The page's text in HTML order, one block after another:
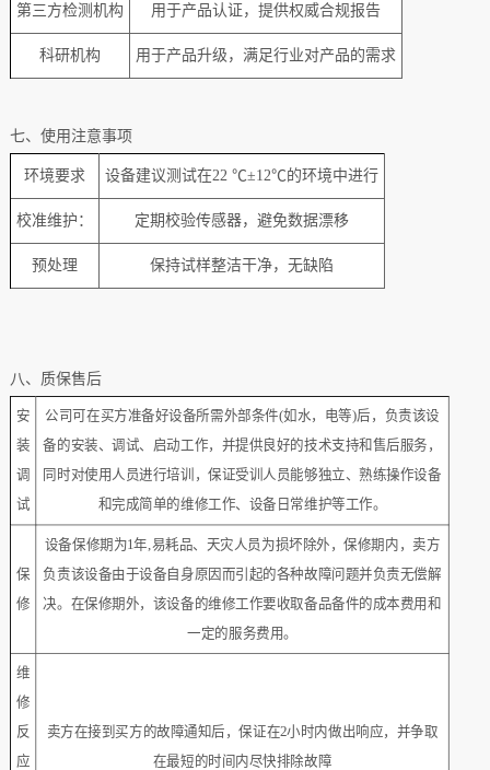
‌第三方检测机构 用于产品认证，提供权威合规报告
科研机构 用于产品升级，满足行业对产品的需求
七、 使用注意事项
‌环境要求 设备建议测试在22 ℃±12℃的环境中进行
‌校准维护‌： 定期校验传感器，避免数据漂移
预处理 保持试样整洁干净，无缺陷
八、质保售后
安
装
调
试
公司可在买方准备好设备所需外部条件(如水，电等)后，负责该设
备的安装、调试、启动工作，并提供良好的技术支持和售后服务，
同时对使用人员进行培训，保证受训人员能够独立、熟练操作设备
和完成简单的维修工作、设备日常维护等工作。
保
修
设备保修期为1年,易耗品、天灾人员为损坏除外，保修期内，卖方
负责该设备由于设备自身原因而引起的各种故障问题并负责无偿解
决。在保修期外，该设备的维修工作要收取备品备件的成本费用和
一定的服务费用。
维
修
反
应
卖方在接到买方的故障通知后，保证在2小时内做出响应，并争取
在最短的时间内尽快排除故障